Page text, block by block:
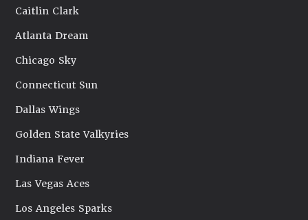
Caitlin Clark
Atlanta Dream
Chicago Sky
Connecticut Sun
Dallas Wings
Golden State Valkyries
Indiana Fever
Las Vegas Aces
Los Angeles Sparks